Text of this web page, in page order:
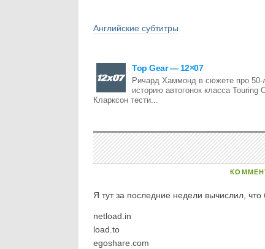
Английские субтитры
Top Gear — 12×07
Ричард Хаммонд в сюжете про
историю автогонок класса Touring
Кларксон тести...
Я тут за последние недели вычислил,
netload.in
load.to
egoshare.com